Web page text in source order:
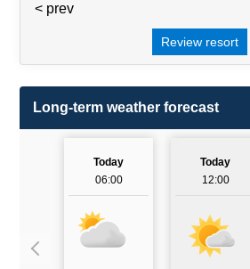
< prev
Review resort
Long-term weather forecast
Today
06:00
Today
12:00